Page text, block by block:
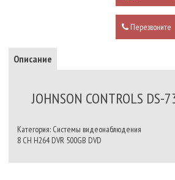
Перезвоните
Описание
JOHNSON CONTROLS DS-
Категория: Системы видеонаблюдения
8 CH H264 DVR 500GB DVD